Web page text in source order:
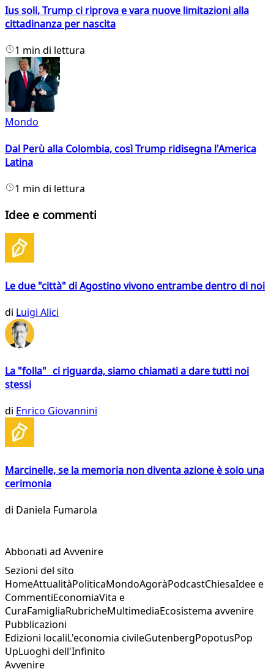
Ius soli, Trump ci riprova e vara nuove limitazioni alla
cittadinanza per nascita
1 min di lettura
Mondo
Dal Perù alla Colombia, così Trump ridisegna l'America
Latina
1 min di lettura
Idee e commenti
Le due "città" di Agostino vivono entrambe dentro di noi
di Luigi Alici
La "folla" ci riguarda, siamo chiamati a dare tutti noi
stessi
di Enrico Giovannini
Marcinelle, se la memoria non diventa azione è solo una
cerimonia
di Daniela Fumarola
Abbonati ad Avvenire
Sezioni del sito
HomeAttualitàPoliticaMondoAgoràPodcastChiesaIdee e
CommentiEconomiaVita e
CuraFamigliaRubricheMultimediaEcosistema avvenire
Pubblicazioni
Edizioni localiL'economia civileGutenbergPopotusPop
UpLuoghi dell'Infinito
Avvenire